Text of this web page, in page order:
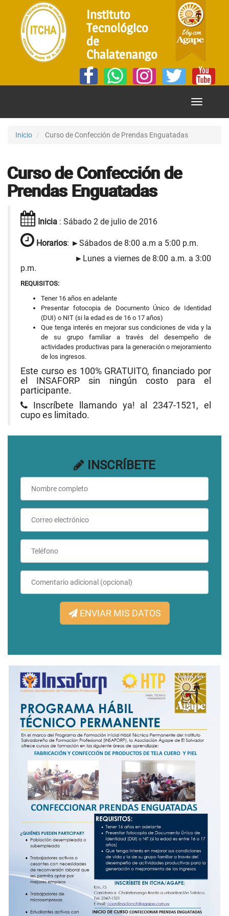
Instituto
Tecnológico
de
Chalatenango
Mostrar
Inicio Curso de Confección de Prendas Enguatadas
Curso de Confección de
Prendas Enguatadas
Inicia : Sábado 2 de julio de 2016
Horarios: ►Sábados de 8:00 a.m a 5:00 p.m.
►Lunes a viernes de 8:00 a.m. a 3:00
p.m.
REQUISITOS:
Tener 16 años en adelante
Presentar fotocopia de Documento Único de Identidad
(DUI) o NIT (si la edad es de 16 o 17 años)
Que tenga interés en mejorar sus condiciones de vida y la
de su grupo familiar a través del desempeño de
actividades productivas para la generación o mejoramiento
de los ingresos.
Este curso es 100% GRATUITO, financiado por
el INSAFORP sin ningún costo para el
participante.
Inscríbete llamando ya! al 2347-1521, el
cupo es limitado.
INSCRÍBETE
ENVIAR MIS DATOS